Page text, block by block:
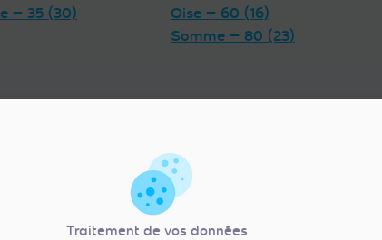
Traitement de vos données
— 35 (30)
Oise — 60 (16)
Somme — 80 (23)